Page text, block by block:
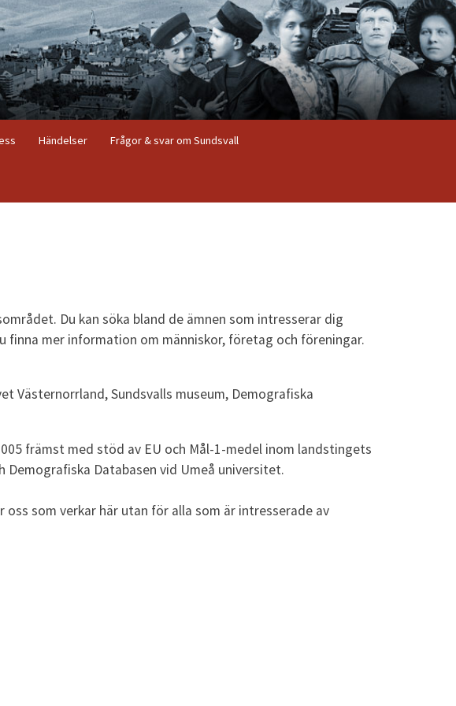
Händelser Frågor & svar om Sundsvall
Du kan söka bland de ämnen som intresserar dig
finna mer information om människor, företag och föreningar.
Västernorrland, Sundsvalls museum, Demografiska
främst med stöd av EU och Mål-1-medel inom landstingets
Demografiska Databasen vid Umeå universitet.
som verkar här utan för alla som är intresserade av